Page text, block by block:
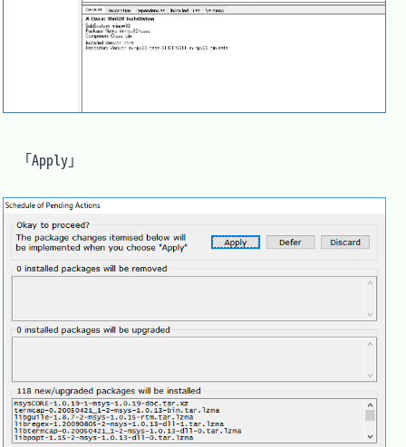
「Apply」